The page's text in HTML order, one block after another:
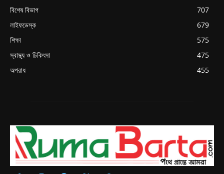
বিশেষ বিভাগ
707
লাইফডেস্ক
679
শিক্ষা
575
স্বাস্থ্য ও চিকিৎসা
475
অপরাধ
455